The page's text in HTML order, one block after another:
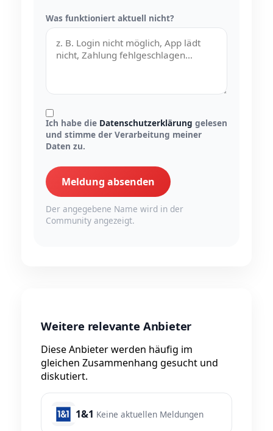
Was funktioniert aktuell nicht?
Ich habe die Datenschutzerklärung gelesen
und stimme der Verarbeitung meiner
Daten zu.
Meldung absenden
Der angegebene Name wird in der
Community angezeigt.
Weitere relevante Anbieter
Diese Anbieter werden häufig im
gleichen Zusammenhang gesucht und
diskutiert.
1&1 Keine aktuellen Meldungen